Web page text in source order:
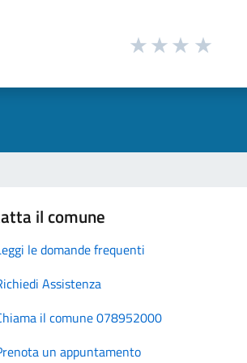
il comune
le domande frequenti
Assistenza
il comune 078952000
un appuntamento